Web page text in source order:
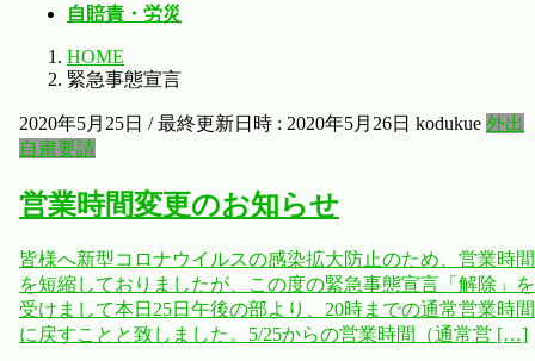
自賠責・労災
HOME
緊急事態宣言
2020年5月25日 / 最終更新日時 : 2020年5月26日 kodukue 外出
自粛要請
営業時間変更のお知らせ
皆様へ新型コロナウイルスの感染拡大防止のため、営業時間
を短縮しておりましたが、この度の緊急事態宣言「解除」を
受けまして本日25日午後の部より、20時までの通常営業時間
に戻すことと致しました。5/25からの営業時間（通常営 […]